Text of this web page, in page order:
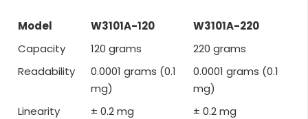
Model W3101A-120
W3101A-220
Capacity
120 grams
220 grams
Readability
0.0001 grams (0.1
mg)
0.0001 grams (0.1
mg)
Linearity
± 0.2 mg
± 0.2 mg